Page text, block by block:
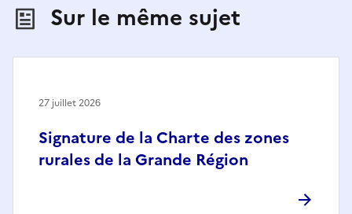
Sur le même sujet
Signature de la Charte des zones
rurales de la Grande Région
27 juillet 2026